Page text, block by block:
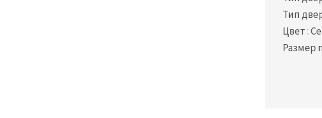
Тип
Цвет:
Размер